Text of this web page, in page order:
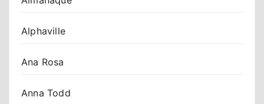
Alphaville
Ana Rosa
Anna Todd